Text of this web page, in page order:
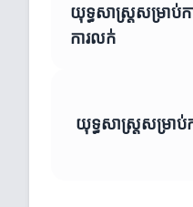
យុទ្ធសាស្ត្រសម្រាប់
ការលក់
យុទ្ធសាស្ត្រសម្រាប់